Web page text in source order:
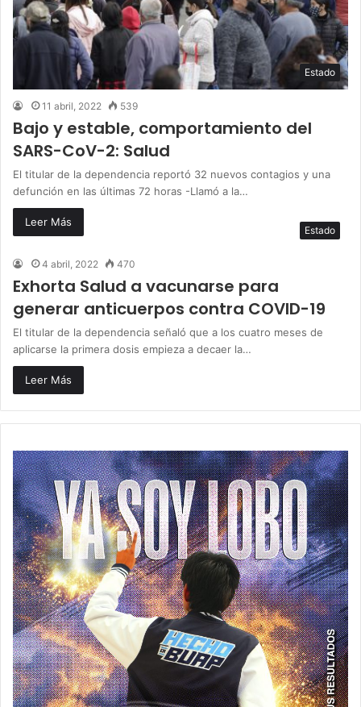
Estado
11 abril, 2022 539
Bajo y estable, comportamiento del
SARS-CoV-2: Salud
El titular de la dependencia reportó 32 nuevos contagios y una
defunción en las últimas 72 horas -Llamó a la…
Leer Más
Estado
4 abril, 2022 470
Exhorta Salud a vacunarse para
generar anticuerpos contra COVID-19
El titular de la dependencia señaló que a los cuatro meses de
aplicarse la primera dosis empieza a decaer la…
Leer Más